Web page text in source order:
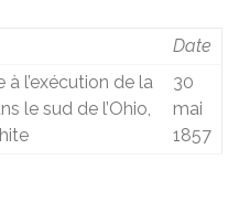
Date
l’exécution de la
le sud de l’Ohio,
30
mai
1857